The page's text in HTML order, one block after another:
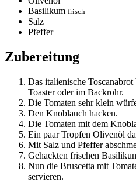
Basilikum frisch
Salz
Pfeffer
Zubereitung
Das italienische
Toaster oder im Backrohr.
Die Tomaten sehr klein
Den Knoblauch hacken.
Die Tomaten mit dem
Ein paar Tropfen Olivenöl
Mit Salz und Pfeffer
Gehackten frischen
Nun die Bruscetta mit
servieren.